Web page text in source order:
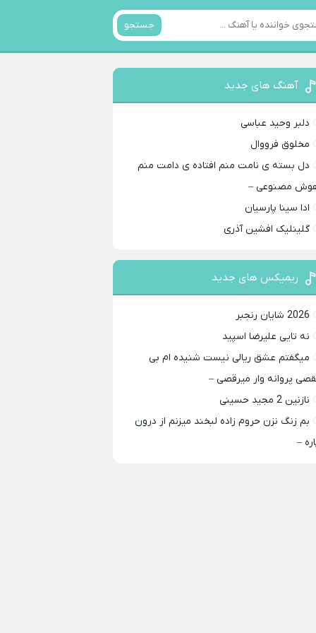
جستجو
آهنگ های جدید
دلبر وحید عباسی
مخلوق فرووال
دل بسته ی نامت منم افتاده ی دامت منم
مصنوعی –
ادا سینا پارسیان
گلینلیک افشین آذری
ریمیکس های جدید
2026 شایان رنجبر
نه تایی علیرضا اسپید
میگفتم عشق ریالی نیست شنیده ام بی
پروانه وار میرقصی –
نازنین 2 مجید حسینی
بم زنگ نزن حروم زاده لبخند میزنم از درون
–